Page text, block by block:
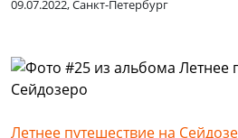
09.07.2022, Санкт-Петербург
Летнее путешествие на